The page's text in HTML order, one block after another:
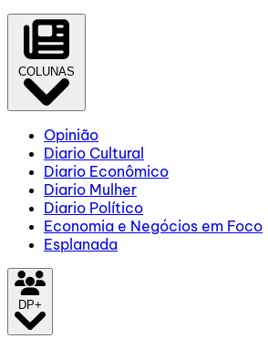
COLUNAS
Opinião
Diario Cultural
Diario Econômico
Diario Mulher
Diario Político
Economia e Negócios em Foco
Esplanada
DP+